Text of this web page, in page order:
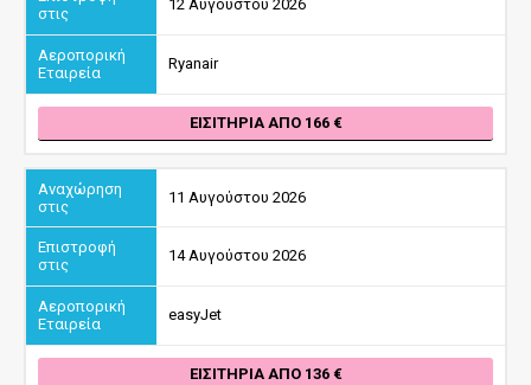
12 Αυγούστου 2026
Ryanair
ΕΙΣΙΤΉΡΙΑ ΑΠΌ 166
11 Αυγούστου 2026
14 Αυγούστου 2026
easyJet
ΕΙΣΙΤΉΡΙΑ ΑΠΌ 136